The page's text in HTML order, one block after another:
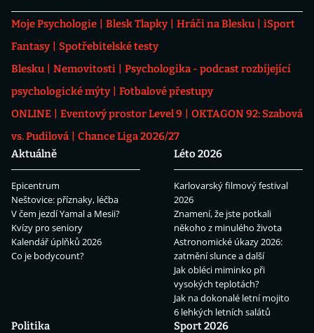
Moje Psychologie Blesk Tlapky Hráči na Blesku
iSport
Fantasy
Spotřebitelské testy
Blesku
Nemovitosti
Psychologika - podcast rozbíjející
psychologické mýty
Fotbalové přestupy
ONLINE
Eventový prostor Level 9
OKTAGON 92: Szabová
vs. Pudilová
Chance Liga 2026/27
Aktuálně
Epicentrum
Neštovice: příznaky, léčba
V čem jezdí Yamal a Mesii?
Kvízy pro seniory
Kalendář úplňků 2026
Co je bodycount?
Léto 2026
Karlovarský filmový festival
2026
Znamení, že jste potkali
někoho z minulého života
Astronomické úkazy 2026:
zatmění slunce a další
Jak obléci miminko při
vysokých teplotách?
Jak na dokonalé letní mojito
6 lehkých letních salátů
Politika
Sport 2026